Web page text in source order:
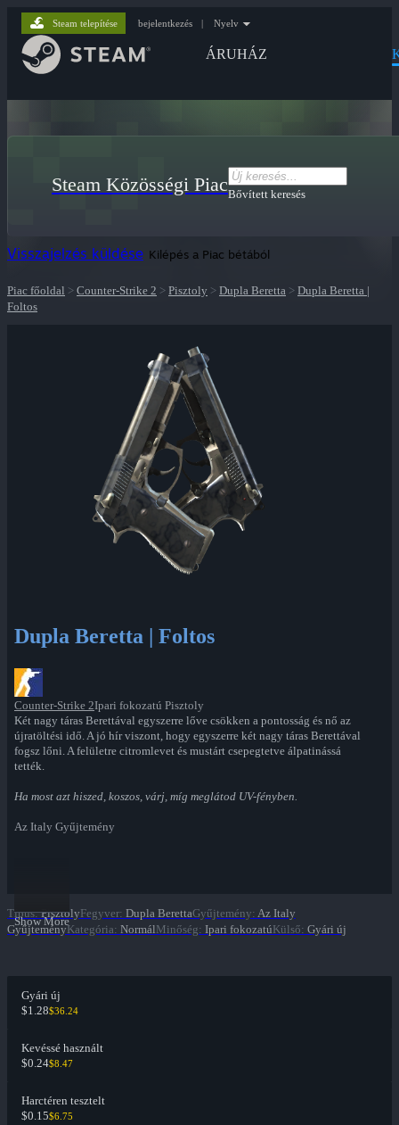
ÁRUHÁZ
Steam telepítése bejelentkezés | Nyelv
Steam Közösségi PiacBővített keresés
Visszajelzés küldése Kilépés a Piac bétából
Piac főoldal > Counter-Strike 2 > Pisztoly > Dupla Beretta > Dupla Beretta |
Foltos
Dupla Beretta | Foltos
Counter-Strike 2Ipari fokozatú Pisztoly
Két nagy táras Berettával egyszerre lőve csökken a pontosság és nő az
újratöltési idő. A jó hír viszont, hogy egyszerre két nagy táras Berettával
fogsz lőni. A felületre citromlevet és mustárt csepegtetve álpatinássá
tették.
Ha most azt hiszed, koszos, várj, míg meglátod UV-fényben.
Az Italy Gyűjtemény
Show More
Típus: PisztolyFegyver: Dupla BerettaGyűjtemény: Az Italy
GyűjteményKategória: NormálMinőség: Ipari fokozatúKülső: Gyári új
Gyári új
$1.28$36.24
Kevéssé használt
$0.24$8.47
Harctéren tesztelt
$0.15$6.75